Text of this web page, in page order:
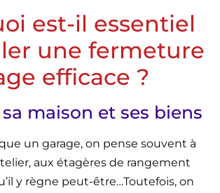
est-il essentiel
une fermeture
efficace ?
maison et ses biens
un garage, on pense souvent à
aux étagères de rangement
y règne peut-être…Toutefois, on